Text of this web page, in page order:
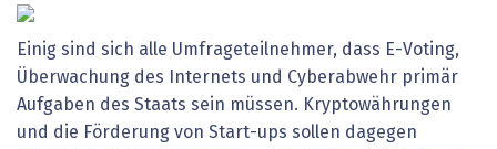
Einig sind sich alle Umfrageteilnehmer, dass E-Voting,
Überwachung des Internets und Cyberabwehr primär
Aufgaben des Staats sein müssen. Kryptowährungen
und die Förderung von Start-ups sollen dagegen